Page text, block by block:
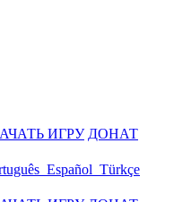
ИГРУ ДОНАТ
Español Türkçe